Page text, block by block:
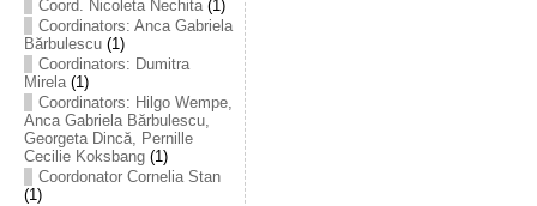
Coord. Nicoleta Nechita(1)
Coordinators: Anca Gabriela
Bărbulescu(1)
Coordinators: Dumitra
Mirela(1)
Coordinators: Hilgo Wempe,
Anca Gabriela Bărbulescu,
Georgeta Dincă, Pernille
Cecilie Koksbang(1)
Coordonator Cornelia Stan
(1)